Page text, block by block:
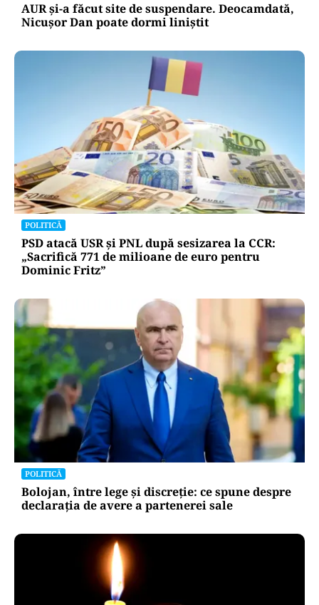
AUR și-a făcut site de suspendare. Deocamdată,
Nicușor Dan poate dormi liniștit
POLITICĂ
PSD atacă USR și PNL după sesizarea la CCR:
„Sacrifică 771 de milioane de euro pentru
Dominic Fritz”
POLITICĂ
Bolojan, între lege și discreție: ce spune despre
declarația de avere a partenerei sale